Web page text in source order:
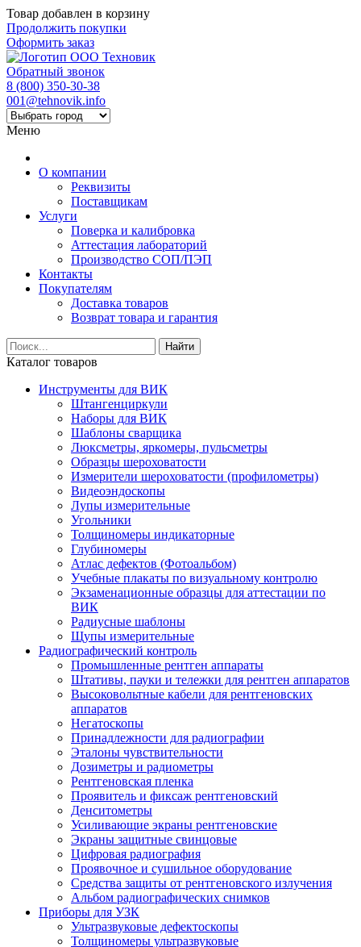
Товар добавлен в корзину
Продолжить покупки
Оформить заказ
Обратный звонок
8 (800) 350-30-38
001@tehnovik.info
Меню
О компании
Реквизиты
Поставщикам
Услуги
Поверка и калибровка
Аттестация лабораторий
Производство СОП/ПЭП
Контакты
Покупателям
Доставка товаров
Возврат товара и гарантия
Найти
Каталог товаров
Инструменты для ВИК
Штангенциркули
Наборы для ВИК
Шаблоны сварщика
Люксметры, яркомеры, пульсметры
Образцы шероховатости
Измерители шероховатости (профилометры)
Видеоэндоскопы
Лупы измерительные
Угольники
Толщиномеры индикаторные
Глубиномеры
Атлас дефектов (Фотоальбом)
Учебные плакаты по визуальному контролю
Экзаменационные образцы для аттестации по
ВИК
Радиусные шаблоны
Щупы измерительные
Радиографический контроль
Промышленные рентген аппараты
Штативы, пауки и тележки для рентген аппаратов
Высоковольтные кабели для рентгеновских
аппаратов
Негатоскопы
Принадлежности для радиографии
Эталоны чувствительности
Дозиметры и радиометры
Рентгеновская пленка
Проявитель и фиксаж рентгеновский
Денситометры
Усиливающие экраны рентгеновские
Экраны защитные свинцовые
Цифровая радиография
Проявочное и сушильное оборудование
Средства защиты от рентгеновского излучения
Альбом радиографических снимков
Приборы для УЗК
Ультразвуковые дефектоскопы
Толщиномеры ультразвуковые